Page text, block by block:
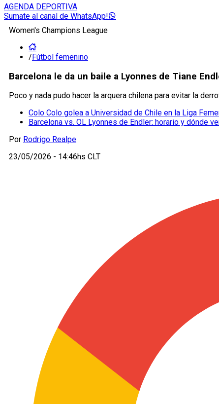
AGENDA DEPORTIVA
Sumate al canal de WhatsApp!
Women's Champions League
/Fútbol femenino
Barcelona le da un baile a Lyonnes de Tiane
Poco y nada pudo hacer la arquera chilena para evitar la
Colo Colo golea a Universidad de Chile en la Liga
Barcelona vs. OL Lyonnes de Endler: horario y dónde
Por Rodrigo Realpe
23/05/2026 - 14:46hs CLT